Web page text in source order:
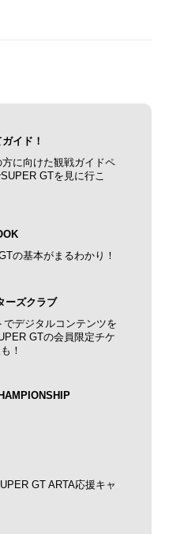
イド！
に向けた観戦ガイドペ
GTを見に行こ
の基本がまるわかり！
ーズクラブ
デジタルコンテンツを
GTの会員限定チケ
！
GT ARTA応援キャ